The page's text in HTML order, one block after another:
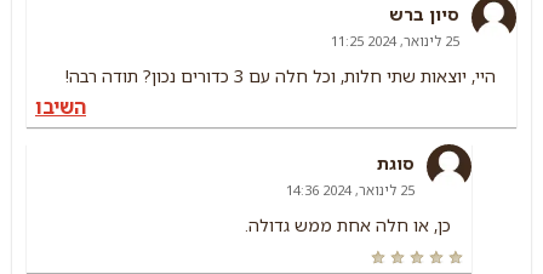
סיון ברש
25 לינואר, 2024 11:25
היי, יוצאות שתי חלות, וכל חלה עם 3 כדורים נכון? תודה רבה!
השיבו
סוגת
25 לינואר, 2024 14:36
כן, או חלה אחת ממש גדולה.